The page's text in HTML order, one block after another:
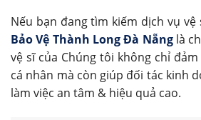
Nếu bạn đang tìm kiếm dịch vụ
Bảo Vệ Thành Long Đà Nẵnglà
vệ sĩ của Chúng tôi không chỉ
cá nhân mà còn giúp đối tác kinh
làm việc an tâm & hiệu quả cao.